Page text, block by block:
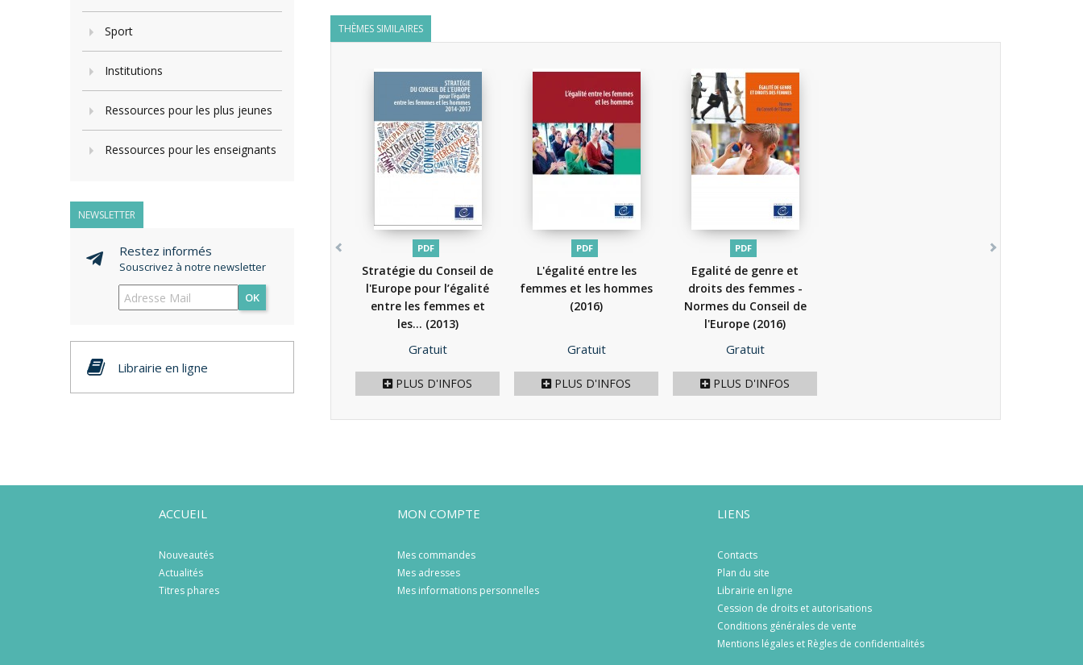
Sport
Institutions
Ressources pour les plus jeunes
Ressources pour les enseignants
NEWSLETTER
Restez informés
Souscrivez à notre newsletter
OK
Librairie en ligne
THÈMES SIMILAIRES
PDF
Stratégie du Conseil de
l'Europe pour l’égalité
entre les femmes et
les... (2013)
Prix
Gratuit
PLUS D'INFOS
PDF
L'égalité entre les
femmes et les hommes
(2016)
Prix
Gratuit
PLUS D'INFOS
PDF
Egalité de genre et
droits des femmes -
Normes du Conseil de
l'Europe (2016)
Prix
Gratuit
PLUS D'INFOS
ACCUEIL
Nouveautés
Actualités
Titres phares
MON COMPTE
Mes commandes
Mes adresses
Mes informations personnelles
LIENS
Contacts
Plan du site
Librairie en ligne
Cession de droits et autorisations
Conditions générales de vente
Mentions légales et Règles de confidentialités